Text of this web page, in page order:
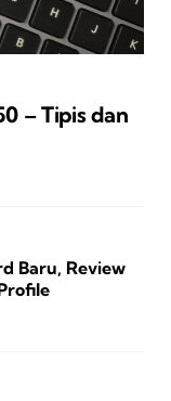
– Tipis dan
Baru, Review